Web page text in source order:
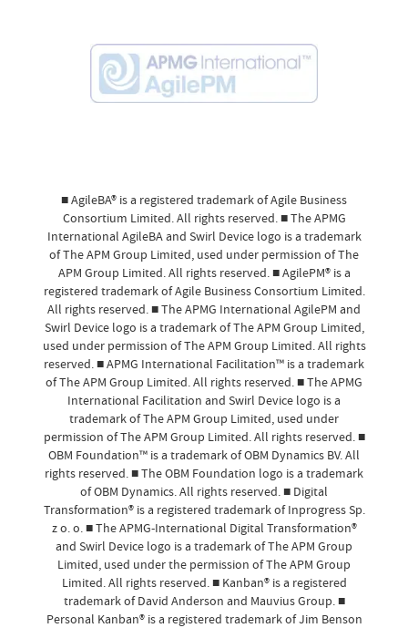
■ AgileBA® is a registered trademark of Agile Business
Consortium Limited. All rights reserved. ■ The APMG
International AgileBA and Swirl Device logo is a trademark
of The APM Group Limited, used under permission of The
APM Group Limited. All rights reserved. ■ AgilePM® is a
registered trademark of Agile Business Consortium Limited.
All rights reserved. ■ The APMG International AgilePM and
Swirl Device logo is a trademark of The APM Group Limited,
used under permission of The APM Group Limited. All rights
reserved. ■ APMG International Facilitation™ is a trademark
of The APM Group Limited. All rights reserved. ■ The APMG
International Facilitation and Swirl Device logo is a
trademark of The APM Group Limited, used under
permission of The APM Group Limited. All rights reserved. ■
OBM Foundation™ is a trademark of OBM Dynamics BV. All
rights reserved. ■ The OBM Foundation logo is a trademark
of OBM Dynamics. All rights reserved. ■ Digital
Transformation® is a registered trademark of Inprogress Sp.
z o. o. ■ The APMG-International Digital Transformation®
and Swirl Device logo is a trademark of The APM Group
Limited, used under the permission of The APM Group
Limited. All rights reserved. ■ Kanban® is a registered
trademark of David Anderson and Mauvius Group. ■
Personal Kanban® is a registered trademark of Jim Benson